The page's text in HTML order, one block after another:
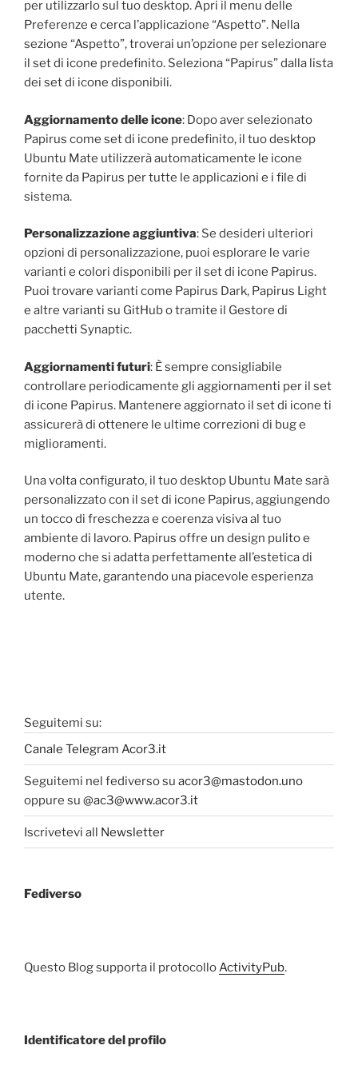
per utilizzarlo sul tuo desktop. Apri il menu delle
Preferenze e cerca l’applicazione “Aspetto”. Nella
sezione “Aspetto”, troverai un’opzione per selezionare
il set di icone predefinito. Seleziona “Papirus” dalla lista
dei set di icone disponibili.
Aggiornamento delle icone: Dopo aver selezionato
Papirus come set di icone predefinito, il tuo desktop
Ubuntu Mate utilizzerà automaticamente le icone
fornite da Papirus per tutte le applicazioni e i file di
sistema.
Personalizzazione aggiuntiva: Se desideri ulteriori
opzioni di personalizzazione, puoi esplorare le varie
varianti e colori disponibili per il set di icone Papirus.
Puoi trovare varianti come Papirus Dark, Papirus Light
e altre varianti su GitHub o tramite il Gestore di
pacchetti Synaptic.
Aggiornamenti futuri: È sempre consigliabile
controllare periodicamente gli aggiornamenti per il set
di icone Papirus. Mantenere aggiornato il set di icone ti
assicurerà di ottenere le ultime correzioni di bug e
miglioramenti.
Una volta configurato, il tuo desktop Ubuntu Mate sarà
personalizzato con il set di icone Papirus, aggiungendo
un tocco di freschezza e coerenza visiva al tuo
ambiente di lavoro. Papirus offre un design pulito e
moderno che si adatta perfettamente all’estetica di
Ubuntu Mate, garantendo una piacevole esperienza
utente.
Seguitemi su:
Canale Telegram Acor3.it
Seguitemi nel fediverso su acor3@mastodon.uno
oppure su @ac3@www.acor3.it
Iscrivetevi all Newsletter
Fediverso
Questo Blog supporta il protocolloActivityPub.
Identificatore del profilo